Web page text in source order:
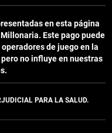
en esta página
. Este pago puede
de juego en la
no influye en nuestras
PARA LA SALUD.